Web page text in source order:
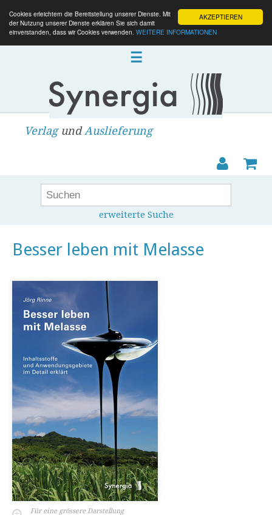
AKZEPTIEREN
Cookies erleichtern die Bereitstellung unserer Dienste. Mit
der Nutzung unserer Dienste erklären Sie sich damit
einverstanden, dass wir Cookies verwenden. WEITERE INFORMATIONEN
☰
VerlagundAuslieferung
erweiterte Suche
Besser leben mit Melasse
Für eine grössere Darstellung